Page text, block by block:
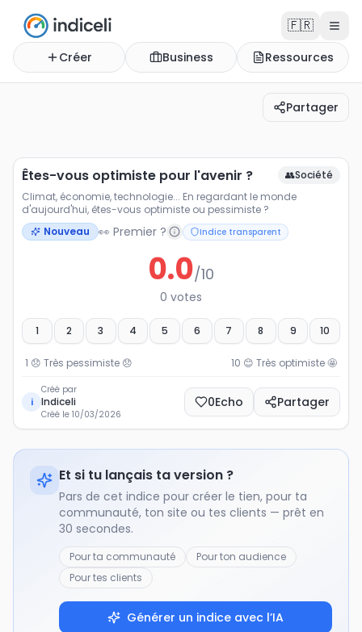
🇫🇷
Créer Business Ressources
Partager
Êtes-vous optimiste pour l'avenir ?
Climat, économie, technologie... En regardant le
Êtes-vous optimiste pour l'avenir ? 👥Société
Climat, économie, technologie... En regardant le monde
d'aujourd'hui, êtes-vous optimiste ou pessimiste ?
Nouveau
👀 Premier ? Indice transparent
0.0/10
0 votes
1 2 3 4 5 6 7 8 9 10
1 😞 Très pessimiste 😞 10 😊 Très optimiste🤩
i
Créé par
Indiceli
Créé le 10/03/2026
0Echo Partager
Et si tu lançais ta version ?
Pars de cet indice pour créer le tien, pour ta
communauté, ton site ou tes clients — prêt en
30 secondes.
Pour ta communauté
Pour ton audience
Pour tes clients
Générer un indice avec l’IA